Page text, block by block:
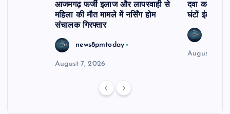
आजमगढ़ फर्जी इलाज और लापरवाही से
महिला की मौत मामले में नर्सिंग होम
संचालक गिरफ्तार
news8pmtoday
August 7, 2026
दवा कक्ष में
घंटों इंतजार
August 6,